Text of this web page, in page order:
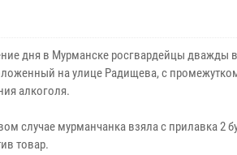
дня в Мурманске росгвардейцы дважды
на улице Радищева, с
алкоголя.
случае мурманчанка взяла с прилавка 2
товар.